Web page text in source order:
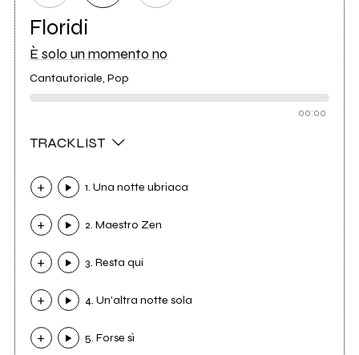
Floridi
È solo un momento no
Cantautoriale, Pop
00:00
TRACKLIST
1. Una notte ubriaca
2. Maestro Zen
3. Resta qui
4. Un'altra notte sola
5. Forse sì